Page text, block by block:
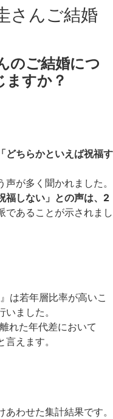
さんご結婚
のご結婚につ
ますか？
どちらかといえば祝福す
が多く聞かれました。
福しない」との声は、2
であることが示されまし
は若年層比率が高いこ
ました。
れた年代差において
えます。
わせた集計結果です。